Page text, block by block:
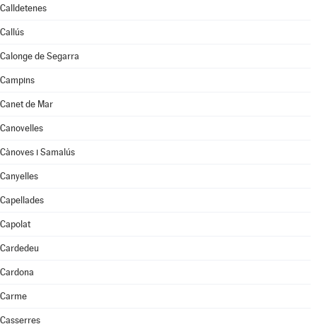
Calldetenes
Callús
Calonge de Segarra
Campins
Canet de Mar
Canovelles
Cànoves i Samalús
Canyelles
Capellades
Capolat
Cardedeu
Cardona
Carme
Casserres